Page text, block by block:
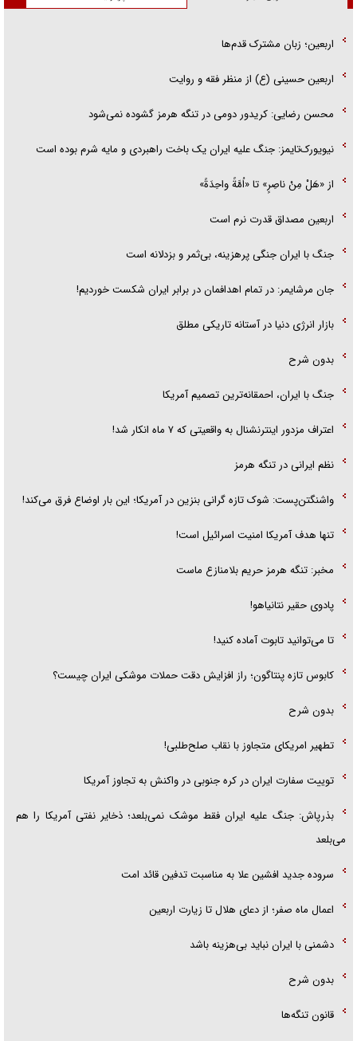
اربعین؛ زبان مشترک قدم‌ها
اربعین حسینی (ع) از منظر فقه و روایت
محسن رضایی: کریدور دومی در تنگه هرمز گشوده نمی‌شود
نیویورک‌تایمز: جنگ علیه ایران یک باخت راهبردی و مایه شرم بوده است
از «هَلْ مِنْ ناصِرٍ» تا «اُمَّةً واحِدَةً»
اربعین مصداق قدرت نرم است
جنگ با ایران جنگی پرهزینه، بی‌ثمر و بزدلانه است
جان مرشایمر: در تمام اهدافمان در برابر ایران شکست خوردیم!
بازار انرژی دنیا در آستانه تاریکی مطلق
بدون شرح
جنگ با ایران، احمقانه‌ترین تصمیم آمریکا
اعتراف مزدور اینترنشنال به واقعیتی که ۷ ماه انکار شد!
نظم ایرانی در تنگه هرمز
واشنگتن‌پست: شوک تازه گرانی بنزین در آمریکا؛ این بار اوضاع فرق می‌کند!
تنها هدف آمریکا امنیت اسرائیل است!
مخبر: تنگه هرمز حریم بلامنازع ماست
پادوی حقیر نتانیاهو!
تا می‌توانید تابوت آماده کنید!
کابوس تازه پنتاگون؛ راز افزایش دقت حملات موشکی ایران چیست؟
بدون شرح
تطهیر امریکای متجاوز با نقاب صلح‌طلبی!
توییت سفارت ایران در کره جنوبی در واکنش به تجاوز آمریکا
بذرپاش: ‏جنگ علیه ایران فقط موشک نمی‌بلعد؛ ذخایر نفتی آمریکا را هم
می‌بلعد
سروده جدید افشین علا به مناسبت تدفین قائد امت
اعمال ماه صفر؛ از دعای هلال تا زیارت اربعین
دشمنی با ایران نباید بی‌هزینه باشد
بدون شرح
قانون تنگه‌ها